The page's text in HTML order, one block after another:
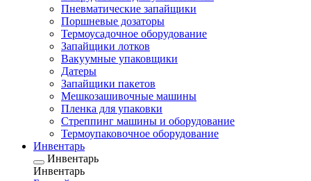
Пневматические запайщики
Поршневые дозаторы
Термоусадочное оборудование
Запайщики лотков
Вакуумные упаковщики
Датеры
Запайщики пакетов
Мешкозашивочные машины
Пленка для упаковки
Стреппинг машины и оборудование
Термоупаковочное оборудование
Инвентарь
Инвентарь
Инвентарь